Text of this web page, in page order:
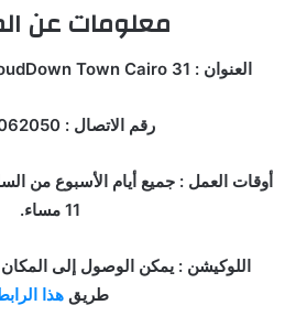
معلومات عن
العنوان : 31 Mohammed MahmoudDown Town Cairo
رقم الاتصال : 01099062050
11 مساء.
طريق هذا